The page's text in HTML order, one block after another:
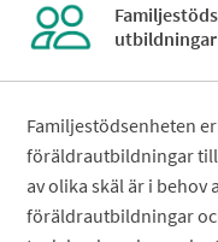
Familjestödsenheten
föräldrautbildningar
av olika skäl är i behov
föräldrautbildningar